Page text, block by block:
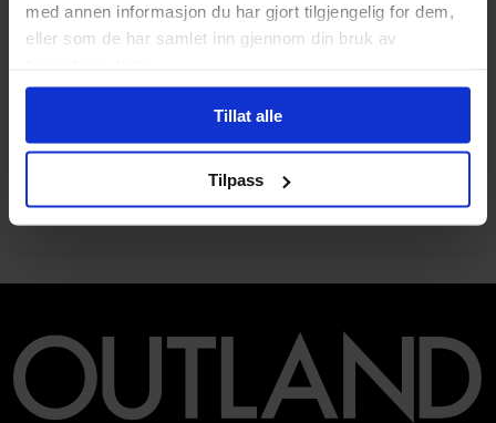
med annen informasjon du har gjort tilgjengelig for dem,
eller som de har samlet inn gjennom din bruk av
Tillat alle
Tilpass
Avansert Format
DM Screen